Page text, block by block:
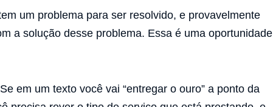
um problema para ser resolvido, e provavelmente
a solução desse problema. Essa é uma oportunidade
em um texto você vai “entregar o ouro” a ponto da